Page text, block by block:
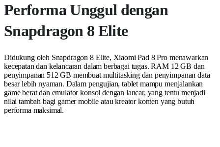
Performa Unggul dengan
Snapdragon 8 Elite
Didukung oleh Snapdragon 8 Elite, Xiaomi Pad 8 Pro menawarkan
kecepatan dan kelancaran dalam berbagai tugas. RAM 12 GB dan
penyimpanan 512 GB membuat multitasking dan penyimpanan data
besar lebih nyaman. Dalam pengujian, tablet mampu menjalankan
game berat dan emulator konsol dengan lancar, yang tentu menjadi
nilai tambah bagi gamer mobile atau kreator konten yang butuh
performa maksimal.